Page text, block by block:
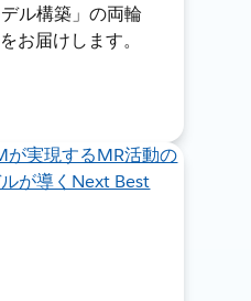
ル構築」の両輪
お届けします。